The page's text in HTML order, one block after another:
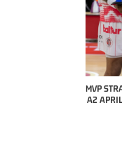
MVP
DILAS